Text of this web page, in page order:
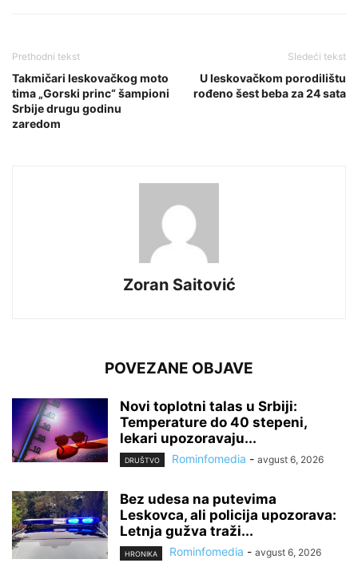
Prethodni tekst
Takmičari leskovačkog moto
tima „Gorski princ“ šampioni
Srbije drugu godinu
zaredom
Sledeći tekst
U leskovačkom porodilištu
rođeno šest beba za 24 sata
Zoran Saitović
POVEZANE OBJAVE
Novi toplotni talas u Srbiji:
Temperature do 40 stepeni,
lekari upozoravaju...
DRUŠTVO Rominfomedia - avgust 6, 2026
Bez udesa na putevima
Leskovca, ali policija upozorava:
Letnja gužva traži...
HRONIKA Rominfomedia - avgust 6, 2026